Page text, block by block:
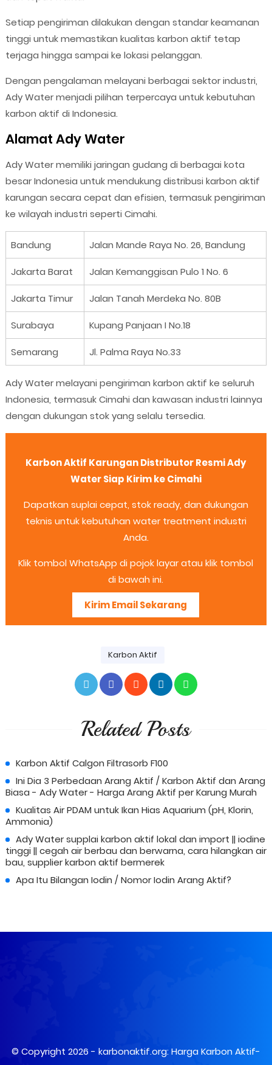
Setiap pengiriman dilakukan dengan standar keamanan
tinggi untuk memastikan kualitas karbon aktif tetap
terjaga hingga sampai ke lokasi pelanggan.
Dengan pengalaman melayani berbagai sektor industri,
Ady Water menjadi pilihan terpercaya untuk kebutuhan
karbon aktif di Indonesia.
Alamat Ady Water
Ady Water memiliki jaringan gudang di berbagai kota
besar Indonesia untuk mendukung distribusi karbon aktif
karungan secara cepat dan efisien, termasuk pengiriman
ke wilayah industri seperti Cimahi.
Bandung Jalan Mande Raya No. 26, Bandung
Jakarta Barat Jalan Kemanggisan Pulo 1 No. 6
Jakarta Timur Jalan Tanah Merdeka No. 80B
Surabaya Kupang Panjaan I No.18
Semarang Jl. Palma Raya No.33
Ady Water melayani pengiriman karbon aktif ke seluruh
Indonesia, termasuk Cimahi dan kawasan industri lainnya
dengan dukungan stok yang selalu tersedia.
Karbon Aktif Karungan Distributor Resmi Ady
Water Siap Kirim ke Cimahi
Dapatkan suplai cepat, stok ready, dan dukungan
teknis untuk kebutuhan water treatment industri
Anda.
Klik tombol WhatsApp di pojok layar atau klik tombol
di bawah ini.
Kirim Email Sekarang
Karbon Aktif
Related Posts
Karbon Aktif Calgon Filtrasorb F100
Ini Dia 3 Perbedaan Arang Aktif / Karbon Aktif dan Arang
Biasa - Ady Water - Harga Arang Aktif per Karung Murah
Kualitas Air PDAM untuk Ikan Hias Aquarium (pH, Klorin,
Ammonia)
Ady Water supplai karbon aktif lokal dan import || iodine
tinggi || cegah air berbau dan berwarna, cara hilangkan air
bau, supplier karbon aktif bermerek
Apa Itu Bilangan Iodin / Nomor Iodin Arang Aktif?
© Copyright 2026 - karbonaktif.org: Harga Karbon Aktif-